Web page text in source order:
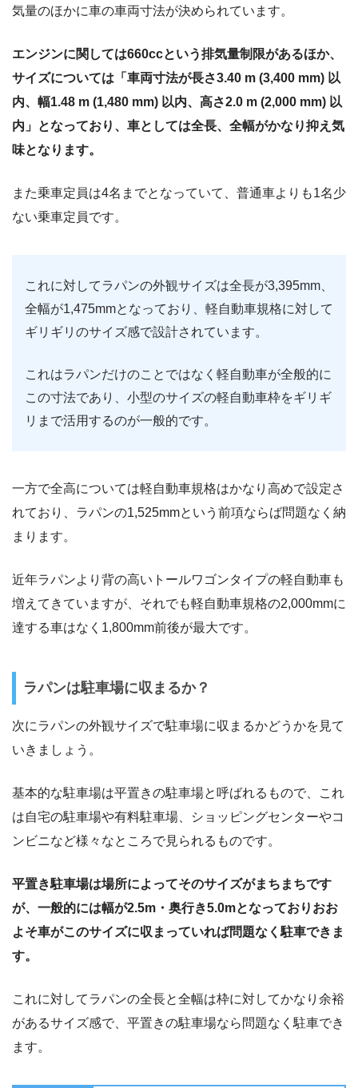
気量のほかに車の車両寸法が決められています。
エンジンに関しては660ccという排気量制限があるほか、
サイズについては「車両寸法が長さ3.40 m (3,400 mm) 以
内、幅1.48 m (1,480 mm) 以内、高さ2.0 m (2,000 mm) 以
内」となっており、車としては全長、全幅がかなり抑え気
味となります。
また乗車定員は4名までとなっていて、普通車よりも1名少
ない乗車定員です。
これに対してラパンの外観サイズは全長が3,395mm、
全幅が1,475mmとなっており、軽自動車規格に対して
ギリギリのサイズ感で設計されています。
これはラパンだけのことではなく軽自動車が全般的に
この寸法であり、小型のサイズの軽自動車枠をギリギ
リまで活用するのが一般的です。
一方で全高については軽自動車規格はかなり高めで設定さ
れており、ラパンの1,525mmという前項ならば問題なく納
まります。
近年ラパンより背の高いトールワゴンタイプの軽自動車も
増えてきていますが、それでも軽自動車規格の2,000mmに
達する車はなく1,800mm前後が最大です。
ラパンは駐車場に収まるか？
次にラパンの外観サイズで駐車場に収まるかどうかを見て
いきましょう。
基本的な駐車場は平置きの駐車場と呼ばれるもので、これ
は自宅の駐車場や有料駐車場、ショッピングセンターやコ
ンビニなど様々なところで見られるものです。
平置き駐車場は場所によってそのサイズがまちまちです
が、一般的には幅が2.5m・奥行き5.0mとなっておりおお
よそ車がこのサイズに収まっていれば問題なく駐車できま
す。
これに対してラパンの全長と全幅は枠に対してかなり余裕
があるサイズ感で、平置きの駐車場なら問題なく駐車でき
ます。